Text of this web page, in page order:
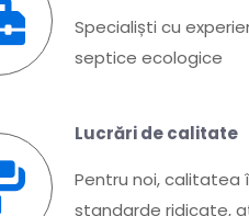
Specialiști cu
septice ecologice
Lucrări de calitate
Pentru noi, calitatea
standarde ridicate,